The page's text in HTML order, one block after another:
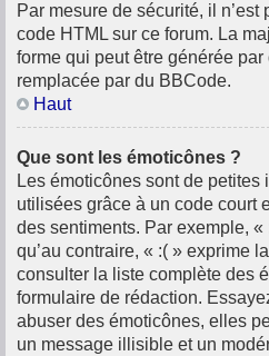
Par mesure de sécurité, il n’est
code HTML sur ce forum. La
forme qui peut être générée
remplacée par du BBCode.
Haut
Que sont les émoticônes ?
Les émoticônes sont de
utilisées grâce à un code court
des sentiments. Par exemple,
qu’au contraire, « :( » exprime
consulter la liste complète des
formulaire de rédaction.
abuser des émoticônes, elles
un message illisible et un